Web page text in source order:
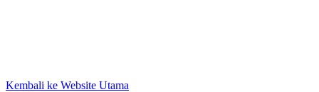
Kembali ke Website Utama